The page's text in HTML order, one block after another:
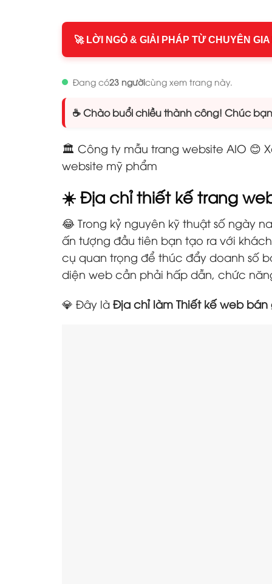
🚀 LỜI NGỎ & GIẢI PHÁP TỪ CHUYÊN GIA
Đang có23 ngườicùng xem trang này.
☕ Chào buổi chiều thành công! Chúc
🏛️ Công ty mẫu trang website AIO 😊
website mỹ phẩm
☀️ Địa chỉ thiết kế trang
😂 Trong kỷ nguyên kỹ thuật số ngày
ấn tượng đầu tiên bạn tạo ra với
cụ quan trọng để thúc đẩy doanh số
diện web cần phải hấp dẫn, chức
💎 Đây là Địa chỉ làm Thiết kế web